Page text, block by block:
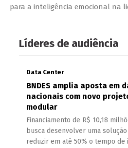
para a inteligência emocional na
Líderes de audiência
Data Center
BNDES amplia aposta em
nacionais com novo
modular
Financiamento de R$ 10,18
busca desenvolver uma
reduzir em até 50% o tempo de